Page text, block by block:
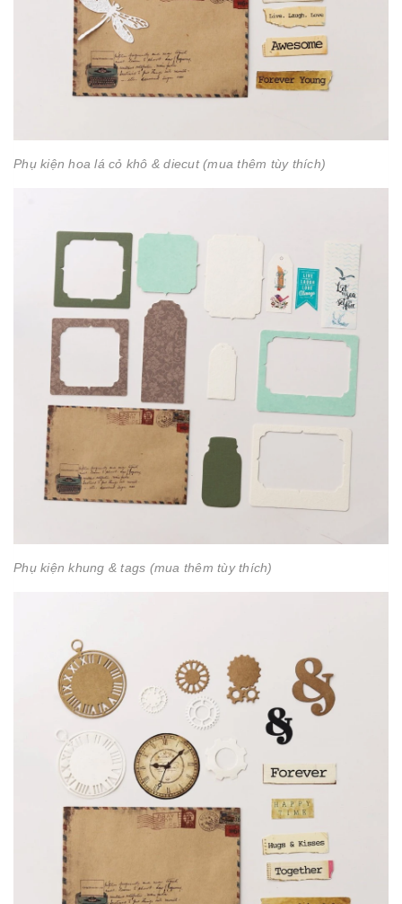
Phụ kiện hoa lá cỏ khô & diecut (mua thêm tùy thích)
Phụ kiện khung & tags (mua thêm tùy thích)